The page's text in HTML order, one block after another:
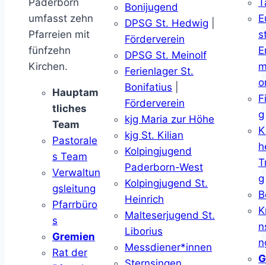
Paderborn
umfasst zehn
Pfarreien mit
fünfzehn
Kirchen.
Hauptam
tliches
Team
Pastorale
s Team
Verwaltun
gsleitung
Pfarrbüro
s
Gremien
Rat der
Bonijugend
DPSG St. Hedwig
Förderverein
DPSG St. Meinolf
Ferienlager St.
Bonifatius
Förderverein
kjg Maria zur Höhe
kjg St. Kilian
Kolpingjugend
Paderborn-West
Kolpingjugend St.
Heinrich
Malteserjugend St.
Liborius
Messdiener*innen
g
g